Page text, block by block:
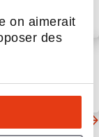
on aimerait
des
de
du secteur